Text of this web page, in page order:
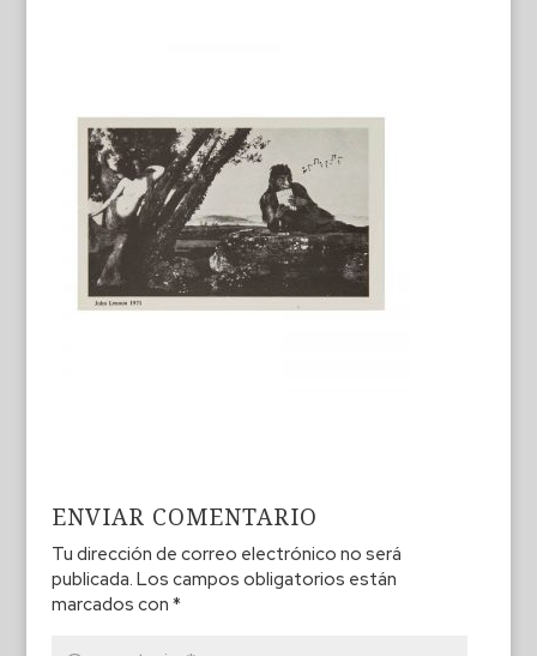
ENVIAR COMENTARIO
Tu dirección de correo electrónico no será
publicada. Los campos obligatorios están
marcados con *